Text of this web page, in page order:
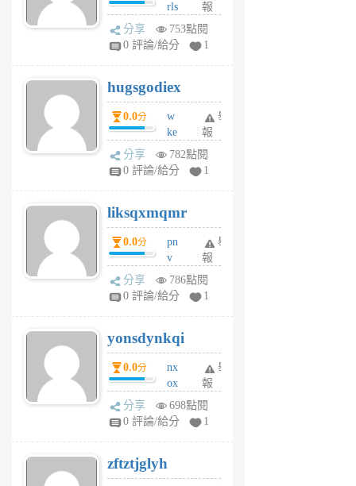
前
rls
k
m
6
個
月
前
報
分享
753點閱
0 評論/給分
1
hugsgodiex
0.0分
w
ke
rv
pj
6
個
月
前
舉
報
分享
782點閱
0 評論/給分
1
liksqxmqmr
0.0分
pn
v
wt
sv
6
個
月
前
舉
報
分享
786點閱
0 評論/給分
1
yonsdynkqi
0.0分
nx
ox
rh
pe
月
舉
報
分享
698點閱
0 評論/給分
1
zftztjglyh